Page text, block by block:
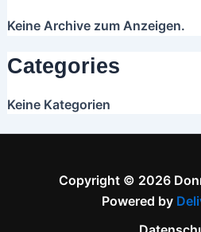
Keine Archive zum Anzeigen.
Categories
Keine Kategorien
Copyright © 2026
Powered by